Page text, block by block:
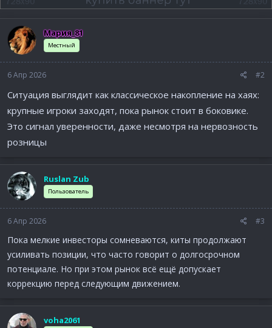
Мария_81
Местный
6 Апр 2026 #2
Ситуация выглядит как классическое накопление на хаях:
крупные игроки заходят, пока рынок стоит в боковике.
Это сигнал уверенности, даже несмотря на нервозность
розницы
Ruslan Zub
Пользователь
6 Апр 2026 #3
Пока мелкие инвесторы сомневаются, киты продолжают
усиливать позиции, что часто говорит о долгосрочном
потенциале. Но при этом рынок всё ещё допускает
коррекцию перед следующим движением.
voha2061